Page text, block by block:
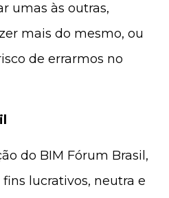
umas às outras,
mais do mesmo, ou
de errarmos no
do BIM Fórum Brasil,
lucrativos, neutra e